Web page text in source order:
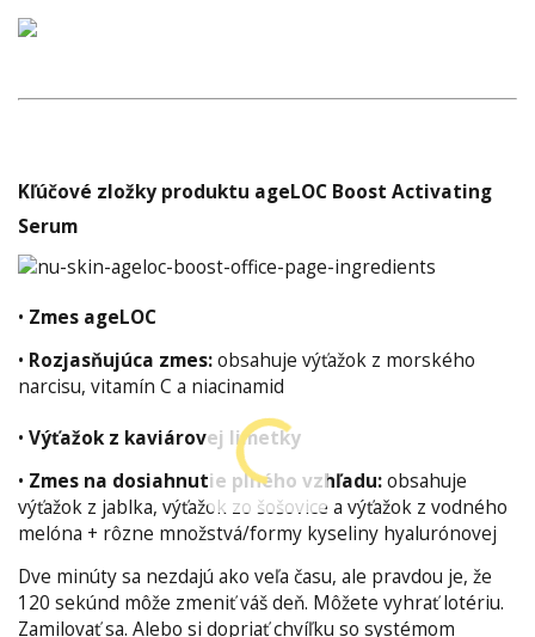
Kľúčové zložky produktu ageLOC Boost Activating
Serum
• Zmes ageLOC
• Rozjasňujúca zmes:obsahuje výťažok z morského
narcisu, vitamín C a niacinamid
• Výťažok z kaviárovej limetky
• Zmes na dosiahnutie plného vzhľadu:obsahuje
výťažok z jablka, výťažok zo šošovice a výťažok z vodného
melóna + rôzne množstvá/formy kyseliny hyalurónovej
Dve minúty sa nezdajú ako veľa času, ale pravdou je, že
120 sekúnd môže zmeniť váš deň. Môžete vyhrať lotériu.
Zamilovať sa. Alebo si dopriať chvíľku so systémom